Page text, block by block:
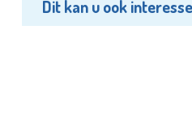
Dit kan u ook